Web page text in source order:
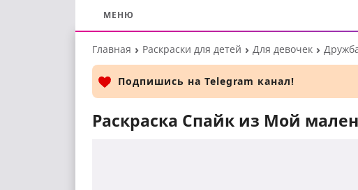
основному
контенту
МЕНЮ
Главная Раскраски для детей Для девочек
Подпишись на Telegram канал!
Раскраска Спайк из Мой